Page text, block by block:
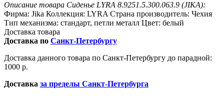
Описание товара Сиденье LYRA 8.9251.5.300.063.9 (JIKA):
Фирма: Jika Коллекция: LYRA Страна производитель: Чехия
Тип механизма: стандарт, петли металл Цвет: белый
Доставка товара
Доставка по Санкт-Петербургу
Доставка данного товара по Санкт-Петербургу до парадной:
1000 р.
Доставка за пределы Санкт-Петербурга